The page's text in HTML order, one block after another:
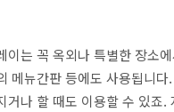
이는 꼭 옥외나 특별한 장소
메뉴간판 등에도 사용됩니다
거나 할 때도 이용할 수 있죠.